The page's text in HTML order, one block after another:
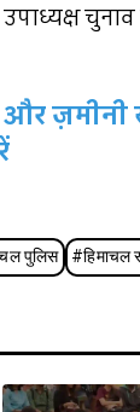
उपाध्यक्ष
और
पुलिस #हिमाचल